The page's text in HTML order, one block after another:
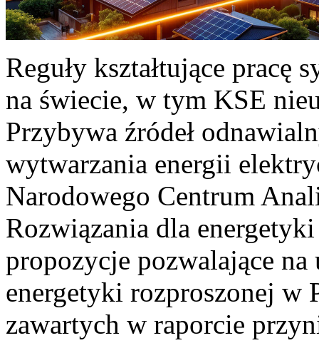
Reguły kształtujące pracę
na świecie, w tym KSE
Przybywa źródeł
wytwarzania energii
Narodowego Centrum
Rozwiązania dla
propozycje pozwalające
energetyki rozproszonej w
zawartych w raporcie